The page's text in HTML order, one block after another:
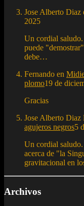
Jose Alberto Diaz
2025
Un cordial
puede
debe…
Fernando en
plomo19 de
Gracias
Jose Alberto Diaz
agujeros negros5
Un cordial
acerca de "la
gravitacional en
Archivos